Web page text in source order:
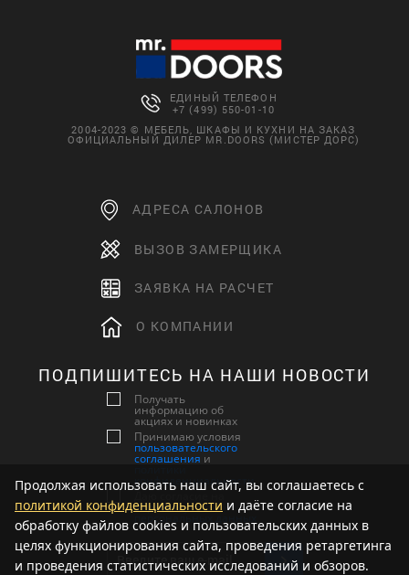
ЕДИНЫЙ ТЕЛЕФОН
+7 (499) 550-01-10
2004-2023 © МЕБЕЛЬ, ШКАФЫ И КУХНИ НА ЗАКАЗ
ОФИЦИАЛЬНЫЙ ДИЛЕР MR.DOORS (МИСТЕР ДОРС)
АДРЕСА САЛОНОВ
ВЫЗОВ ЗАМЕРЩИКА
ЗАЯВКА НА РАСЧЕТ
О КОМПАНИИ
ПОДПИШИТЕСЬ НА НАШИ НОВОСТИ
Получать
информацию об
акциях и новинках
Принимаю условия
пользовательского
соглашения и
конфиденциальности
обработку
персональных данных
Продолжая использовать наш сайт, вы соглашаетесь с
политикой конфиденциальности и даёте согласие на
обработку файлов cookies и пользовательских данных в
целях функционирования сайта, проведения ретаргетинга
и проведения статистических исследований и обзоров.